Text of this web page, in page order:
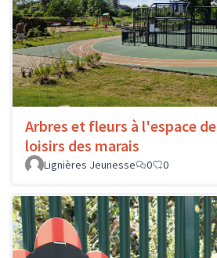
Arbres et fleurs à l'espace de
loisirs des marais
Lignières Jeunesse
0 0